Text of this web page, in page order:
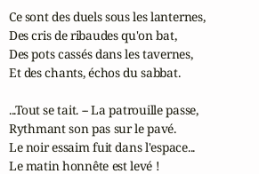
Ce sont des duels sous les lanternes,
Des cris de ribaudes qu'on bat,
Des pots cassés dans les tavernes,
Et des chants, échos du sabbat.
...Tout se tait. -- La patrouille passe,
Rythmant son pas sur le pavé.
Le noir essaim fuit dans l'espace...
Le matin honnête est levé !